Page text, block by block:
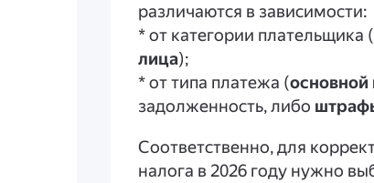
различаются в зависимости:
* от категории плательщика (
лица);
* от типа платежа (основной
задолженность, либо
Соответственно, для
налога в 2026 году нужно